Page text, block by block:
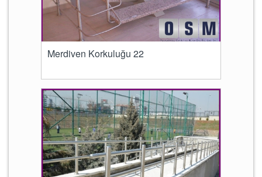
Merdiven Korkuluğu 22